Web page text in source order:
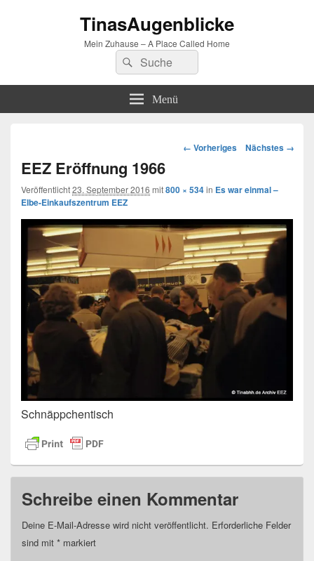
TinasAugenblicke
Mein Zuhause – A Place Called Home
Suchen
nach:
Suchen
Menü
Bilder-
← Vorheriges Nächstes →
EEZ Eröffnung 1966
Veröffentlicht23. September 2016 mit800 × 534in Es war einmal –
Elbe-Einkaufszentrum EEZ
Schnäppchentisch
Schreibe einen Kommentar
Deine E-Mail-Adresse wird nicht veröffentlicht. Erforderliche Felder
sind mit * markiert